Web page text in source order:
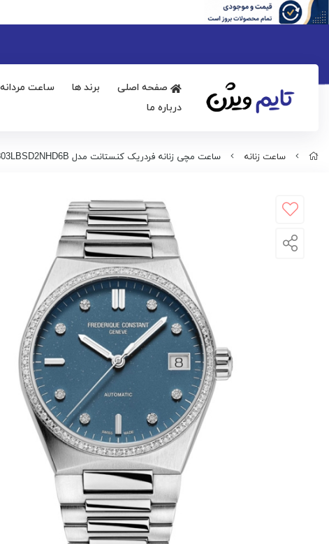
صفحه اصلی برند ها ساعت مردانه
درباره ما
ساعت زنانه ساعت مچی زنانه فردریک کنستانت مدل FC-303LBSD2NHD6B